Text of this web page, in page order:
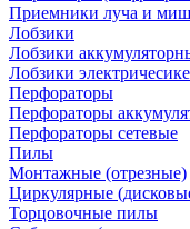
Приемники луча и
Лобзики
Лобзики
Лобзики электричесике
Перфораторы
Перфораторы
Перфораторы сетевые
Пилы
Монтажные (отрезные)
Циркулярные
Торцовочные пилы